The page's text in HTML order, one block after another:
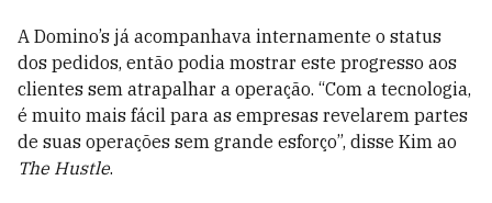
A Domino’s já acompanhava internamente o status
dos pedidos, então podia mostrar este progresso aos
clientes sem atrapalhar a operação. “Com a tecnologia,
é muito mais fácil para as empresas revelarem partes
de suas operações sem grande esforço”, disse Kim ao
The Hustle.